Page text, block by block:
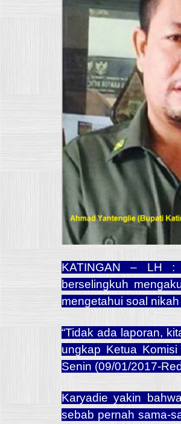
KATINGAN – LH :
berselingkuh
mengetahui soal nikah
“Tidak ada laporan,
ungkap Ketua
Senin (09/01/2017-
Karyadie yakin
sebab pernah sama-